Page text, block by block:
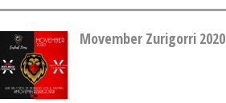
Movember Zurigorri 2020